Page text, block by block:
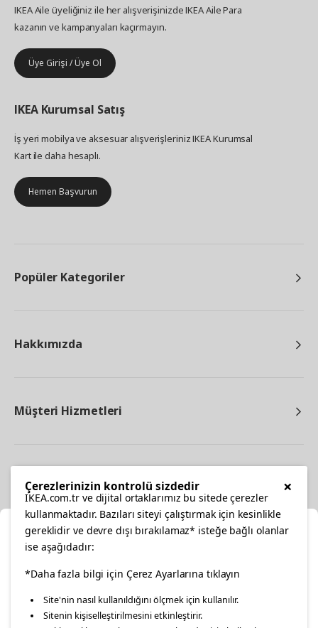
IKEA Aile üyeliğiniz ile her alışverişinizde IKEA Aile Para
kazanın ve kampanyaları kaçırmayın.
Üye Girişi / Üye Ol
IKEA Kurumsal Satış
İş yeri mobilya ve aksesuar alışverişleriniz IKEA Kurumsal
Kart ile daha hesaplı.
Hemen Başvurun
Popüler Kategoriler
Hakkımızda
Müşteri Hizmetleri
facebooktwitterinstagrampinterestyoutube
linkedin
Konumunuzu Seçin
İnternetten vereceğiniz siparişlerinizde size özel hizmet ve
×
Çerezlerinizin kontrolü sizdedir
IKEA.com.tr ve dijital ortaklarımız bu sitede çerezler
kullanmaktadır. Bazıları siteyi çalıştırmak için kesinlikle
gereklidir ve devre dışı bırakılamaz* isteğe bağlı olanlar
ise aşağıdadır:
*Daha fazla bilgi için Çerez Ayarlarına tıklayın
Site'nin nasıl kullanıldığını ölçmek için kullanılır.
Sitenin kişiselleştirilmesini etkinleştirir.